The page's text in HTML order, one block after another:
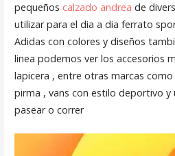
pequeños calzado andrea de
utilizar para el dia a dia ferrato
Adidas con colores y diseños
linea podemos ver los accesorios
lapicera , entre otras marcas
pirma , vans con estilo deportivo y
pasear o correr